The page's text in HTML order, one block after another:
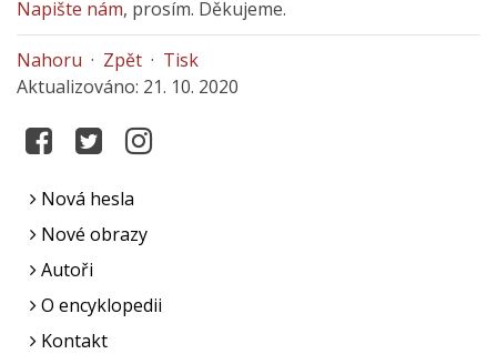
Napište nám, prosím. Děkujeme.
Nahoru · Zpět · Tisk
Aktualizováno: 21. 10. 2020
Nová hesla
Nové obrazy
Autoři
O encyklopedii
Kontakt